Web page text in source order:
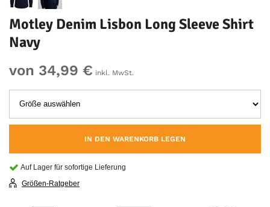
Motley Denim Lisbon Long Sleeve Shirt
Navy
von 34,99 € inkl. MwSt.
IN DEN WARENKORB LEGEN
Auf Lager für sofortige Lieferung
Größen-Ratgeber